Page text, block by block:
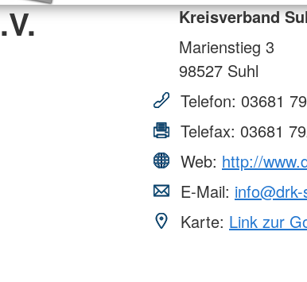
Kreisverband
Marienstieg 3
98527 Suhl
Telefon: 03681
Telefax: 03681
Web: http://
E-Mail:
Karte: Link zur